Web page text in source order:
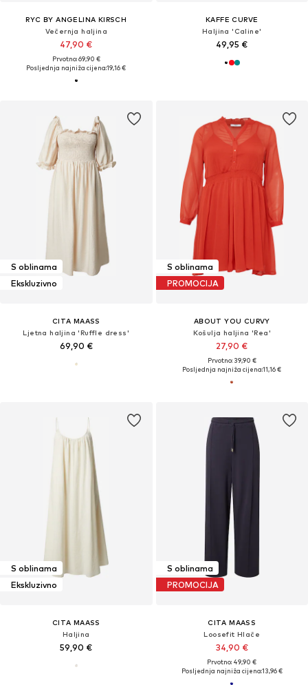
RYC BY ANGELINA KIRSCH
Večernja haljina
47,90 €
Prvotno: 69,90 €
Posljednja najniža cijena:19,16 €
KAFFE CURVE
Haljina 'Caline'
49,95 €
S oblinama
Ekskluzivno
CITA MAASS
Ljetna haljina 'Ruffle dress'
69,90 €
S oblinama
PROMOCIJA
ABOUT YOU CURVY
Košulja haljina 'Rea'
27,90 €
Prvotno: 39,90 €
Posljednja najniža cijena:11,16 €
S oblinama
Ekskluzivno
CITA MAASS
Haljina
59,90 €
S oblinama
PROMOCIJA
CITA MAASS
Loosefit Hlače
34,90 €
Prvotno: 49,90 €
Posljednja najniža cijena:13,96 €